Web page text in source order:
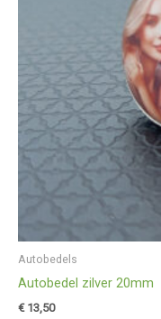
Autobedels
Autobedel zilver 20mm
€13,50